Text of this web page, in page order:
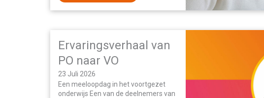
Ervaringsverhaal van
PO naar VO
23 Juli 2026
Een meeloopdag in het voortgezet
onderwijs Een van de deelnemers van